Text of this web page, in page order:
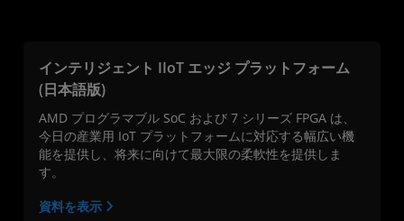
インテリジェント IIoT エッジ プラットフォーム
(日本語版)
AMD プログラマブル SoC および 7 シリーズ FPGA は、
今日の産業用 IoT プラットフォームに対応する幅広い機
能を提供し、将来に向けて最大限の柔軟性を提供しま
す。
資料を表示